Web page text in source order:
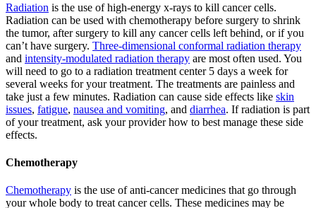
Radiation is the use of high-energy x-rays to kill cancer cells.
Radiation can be used with chemotherapy before surgery to shrink
the tumor, after surgery to kill any cancer cells left behind, or if you
can’t have surgery. Three-dimensional conformal radiation therapy
and intensity-modulated radiation therapy are most often used. You
will need to go to a radiation treatment center 5 days a week for
several weeks for your treatment. The treatments are painless and
take just a few minutes. Radiation can cause side effects like skin
issues, fatigue, nausea and vomiting, and diarrhea. If radiation is part
of your treatment, ask your provider how to best manage these side
effects.
Chemotherapy
Chemotherapy is the use of anti-cancer medicines that go through
your whole body to treat cancer cells. These medicines may be